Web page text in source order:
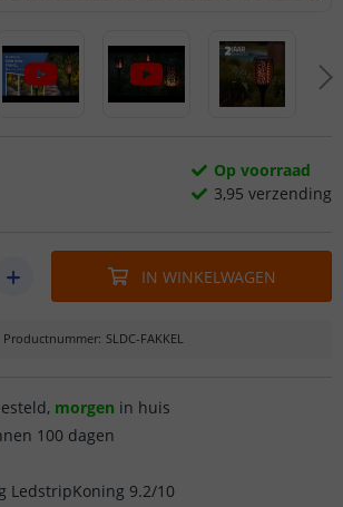
Op voorraad
3,95 verzending
IN WINKELWAGEN
Productnummer: SLDC-FAKKEL
morgen in huis
100 dagen
LedstripKoning 9.2/10